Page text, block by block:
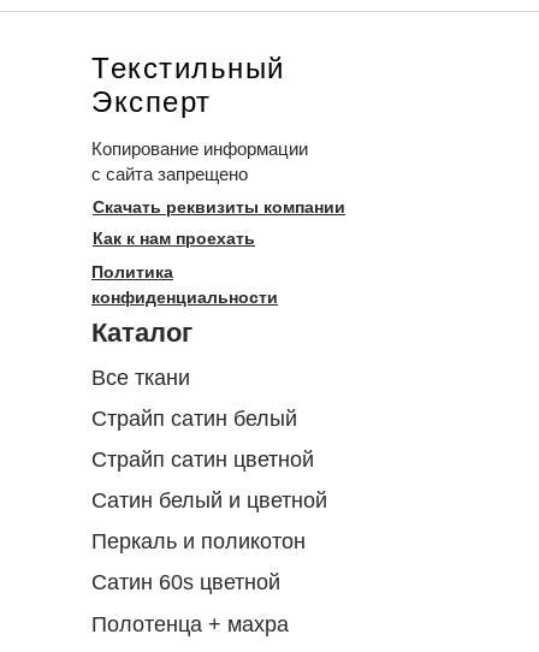
Текстильный
Копирование информации
с сайта запрещено
Политика
конфиденциальности
Каталог
Эксперт
Все ткани
Страйп сатин белый
Страйп сатин цветной
Сатин белый и цветной
Перкаль и поликотон
Скачать реквизиты компании
Как к нам проехать
Сатин 60s цветной
Полотенца + махра